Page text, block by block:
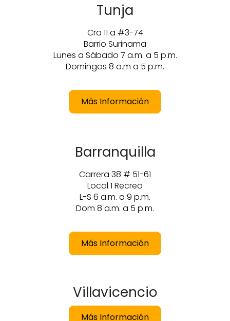
Tunja
Cra 11 a #3-74
Barrio Surinama
Lunes a Sábado 7 a.m. a 5 p.m.
Domingos 8 a.m a 5 p.m.
Más Información
Barranquilla
Carrera 38 # 51-61
Local 1 Recreo
L-S 6 a.m. a 9 p.m.
Dom 8 a.m. a 5 p.m.
Más Información
Villavicencio
Más Información